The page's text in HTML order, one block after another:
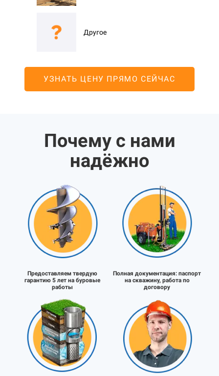
Другое
УЗНАТЬ ЦЕНУ ПРЯМО СЕЙЧАС
Почему с нами
надёжно
Предоставляем твердую
гарантию 5 лет на буровые
работы
Полная документация: паспорт
на скважину, работа по
договору